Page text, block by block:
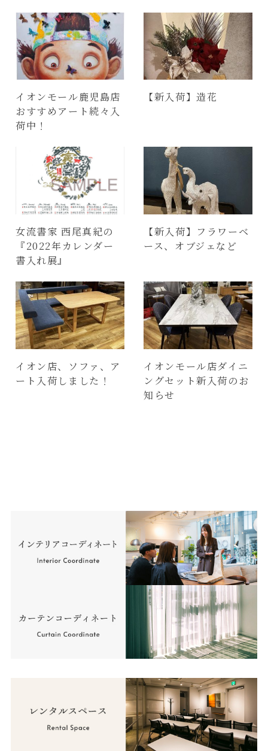
イオンモール鹿児島店
おすすめアート続々入
荷中！
【新入荷】造花
女流書家 西尾真紀の
『2022年カレンダー
書入れ展』
【新入荷】フラワーベ
ース、オブジェなど
イオン店、ソファ、ア
ート入荷しました！
イオンモール店ダイニ
ングセット新入荷のお
知らせ